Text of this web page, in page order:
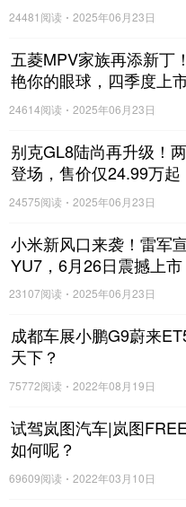
燃油添加剂加到油箱里
泵抽取到喷油嘴，通过
积碳和提升动力的目的
呢？多年的修车师傅给
好的燃油宝对积碳的清
对燃烧室和喷油嘴这两
24481阅读 2025年06月23日
五菱MPV家族再添新丁
艳你的眼球，四季度上
来选择！
24614阅读 2025年06月23日
别克GL8陆尚再升级！
登场，售价仅24.99万起
24575阅读 2025年06月23日
小米新风口来袭！雷军
YU7，6月26日震撼上市
23107阅读 2025年06月23日
成都车展小鹏G9蔚来
天下？
75772阅读 2022年08月19日
试驾岚图汽车|岚图
如何呢？
69609阅读 2022年03月10日